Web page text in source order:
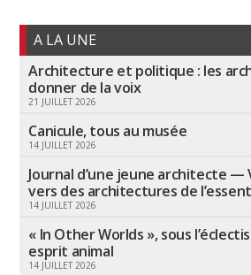
A LA UNE
Architecture et politique : les
donner de la voix
21 JUILLET 2026
Canicule, tous au musée
14 JUILLET 2026
Journal d’une jeune architecte —
vers des architectures de
14 JUILLET 2026
« In Other Worlds », sous
esprit animal
14 JUILLET 2026